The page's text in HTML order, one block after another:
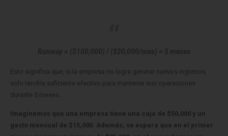
Esto significa que, si la empresa no logra generar nuevos ingresos,
solo tendría suficiente efectivo para mantener sus operaciones
durante 5 meses.
Imaginemos que una empresa tiene una caja de $50,000 y un
gasto mensual de $15,000. Además, se espera que en el primer